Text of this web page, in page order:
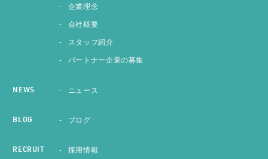
企業理念
会社概要
スタッフ紹介
パートナー企業の募集
NEWS ニュース
BLOG ブログ
RECRUIT 採用情報